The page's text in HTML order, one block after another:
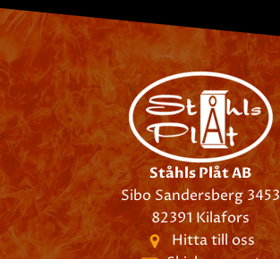
Ståhls Plåt AB
Sibo Sandersberg 3453
82391 Kilafors
Hitta till oss